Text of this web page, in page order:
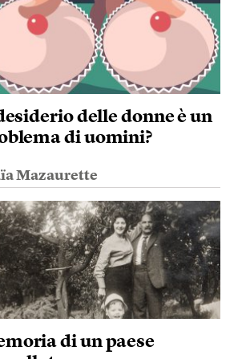
delle donne è un
di uomini?
Mazaurette
di un paese